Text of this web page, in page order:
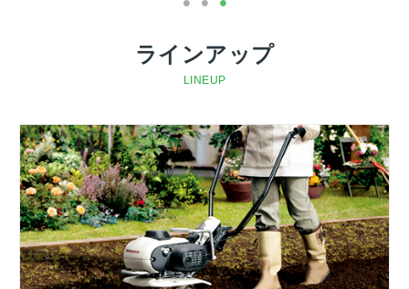
ラインアップ
LINEUP